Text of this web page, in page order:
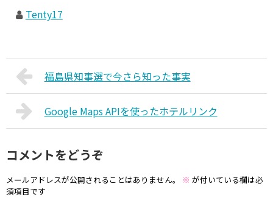
Tenty17
福島県知事選で今さら知った事実
Google Maps APIを使ったホテルリンク
コメントをどうぞ
メールアドレスが公開されることはありません。 ※ が付いている欄は必
須項目です